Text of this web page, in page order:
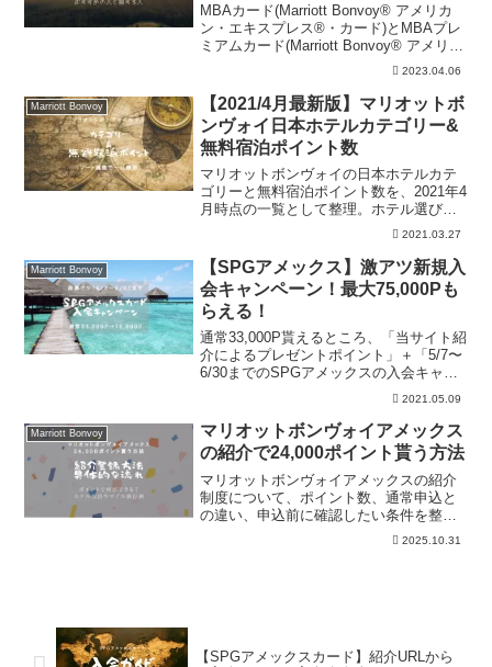
MBAカード(Marriott Bonvoy® アメリカ
ン・エキスプレス®・カード)とMBAプレ
ミアムカード(Marriott Bonvoy® アメリカ
ン・エキスプレス®・プレミアム・カー
ド)の特典内容を比較しました。特典内容
から損益分岐点なども割り出してます。
2023.04.06
Marriott Bonvoy
【2021/4月最新版】マリオットボ
ンヴォイ日本ホテルカテゴリー&
無料宿泊ポイント数
マリオットボンヴォイの日本ホテルカテ
ゴリーと無料宿泊ポイント数を、2021年4
月時点の一覧として整理。ホテル選び、
ポイント宿泊の目安、必要ポイント、カ
新条件は公式確認が必要な点を確認でき
ます。
2021.03.27
Marriott Bonvoy
【SPGアメックス】激アツ新規入
会キャンペーン！最大75,000Pも
らえる！
通常33,000P貰えるところ、「当サイト紹
介によるプレゼントポイント」＋「5/7〜
6/30までのSPGアメックスの入会キャン
ペーン」で75,000P貰えてしまいまいま
す！！これを機にぜひSPGアメックスカ
ードを手に入れましょう！
2021.05.09
Marriott Bonvoy
マリオットボンヴォイアメックス
の紹介で24,000ポイント貰う方法
マリオットボンヴォイアメックスの紹介
制度について、ポイント数、通常申込と
の違い、申込前に確認したい条件を整
理。ホテル利用や旅行前に、紹介経由の
注意点まで落ち着いて見比べたい人向け
2025.10.31
【SPGアメックスカード】紹介URLから